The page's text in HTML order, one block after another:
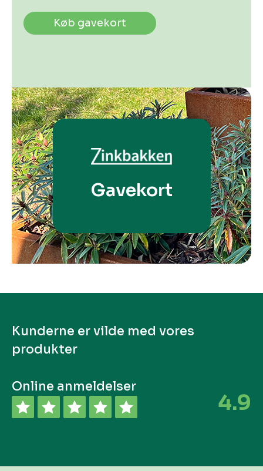
Køb gavekort
Gavekort
Kunderne er vilde med vores
produkter
Online anmeldelser
4.9